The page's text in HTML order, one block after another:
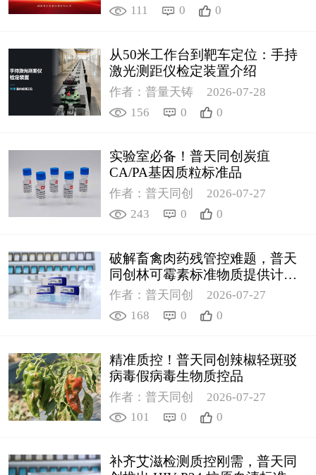
111
0 0
从50米工作台到靶车定位：手持
激光测距仪检定装置介绍
作者：普量天铸
2026-07-28
156
0 0
实验室必备！普天同创炭疽
CA/PA基因质粒标准品
作者：普天同创
2026-07-27
243
0 0
破解畜禽肉药残管控难题，普天
同创林可霉素标准物质提供计量
支撑
作者：普天同创
2026-07-27
168
0 0
精准质控！普天同创辣椒轻斑驳
病毒假病毒生物质控品
作者：普天同创
2026-07-27
101
0 0
补齐艾滋检测质控刚需，普天同